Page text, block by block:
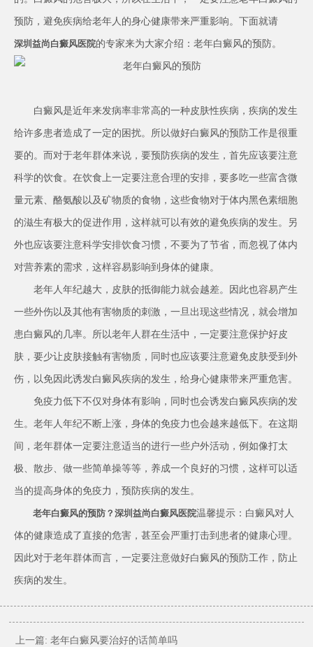
预防，避免疾病给老年人的身心健康带来严重影响。下面就请
深圳益尚白癜风医院的专家来为大家介绍：老年白癜风的预防。
白癜风是近年来发病率非常高的一种皮肤性疾病，疾病的发生
给许多患者造成了一定的困扰。所以做好白癜风的预防工作是很重
要的。而对于老年群体来说，要预防疾病的发生，首先应该要注意
科学的饮食。在饮食上一定要注意合理的安排，要多吃一些富含微
量元素、酪氨酸以及矿物质的食物，这些食物对于体内黑色素细胞
的滋生有极大的促进作用，这样就可以有效的避免疾病的发生。另
外也应该要注意科学安排饮食习惯，不要为了节省，而忽视了体内
对营养素的需求，这样容易影响到身体的健康。
老年人年纪越大，皮肤的抵御能力就会越差。因此也容易产生
一些外伤以及其他有害物质的刺激，一旦出现这些情况，就会增加
患白癜风的几率。所以老年人群在生活中，一定要注意保护好皮
肤，要少让皮肤接触有害物质，同时也应该要注意避免皮肤受到外
伤，以免因此诱发白癜风疾病的发生，给身心健康带来严重危害。
免疫力低下不仅对身体有影响，同时也会诱发白癜风疾病的发
生。老年人年纪不断上涨，身体的免疫力也会越来越低下。在这期
间，老年群体一定要注意适当的进行一些户外活动，例如像打太
极、散步、做一些简单操等等，养成一个良好的习惯，这样可以适
当的提高身体的免疫力，预防疾病的发生。
老年白癜风的预防？深圳益尚白癜风医院温馨提示：白癜风对人
体的健康造成了直接的危害，甚至会严重打击到患者的健康心理。
因此对于老年群体而言，一定要注意做好白癜风的预防工作，防止
疾病的发生。
上一篇: 老年白癜风要治好的话简单吗